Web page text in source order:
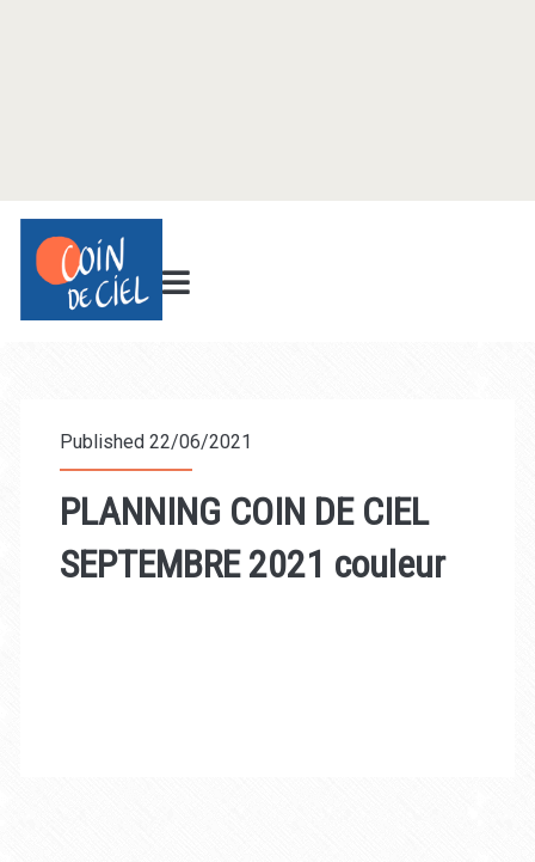
Published 22/06/2021
PLANNING COIN DE CIEL
SEPTEMBRE 2021 couleur